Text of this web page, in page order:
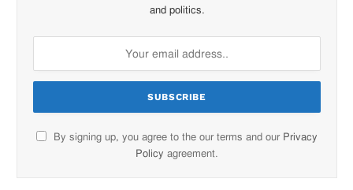
and politics.
By signing up, you agree to the our terms and our Privacy
Policy agreement.